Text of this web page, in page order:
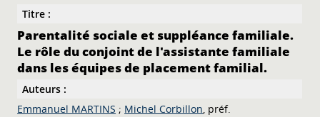
Titre :
Parentalité sociale et suppléance familiale.
Le rôle du conjoint de l'assistante familiale
dans les équipes de placement familial.
Auteurs :
Emmanuel MARTINS ; Michel Corbillon, préf.